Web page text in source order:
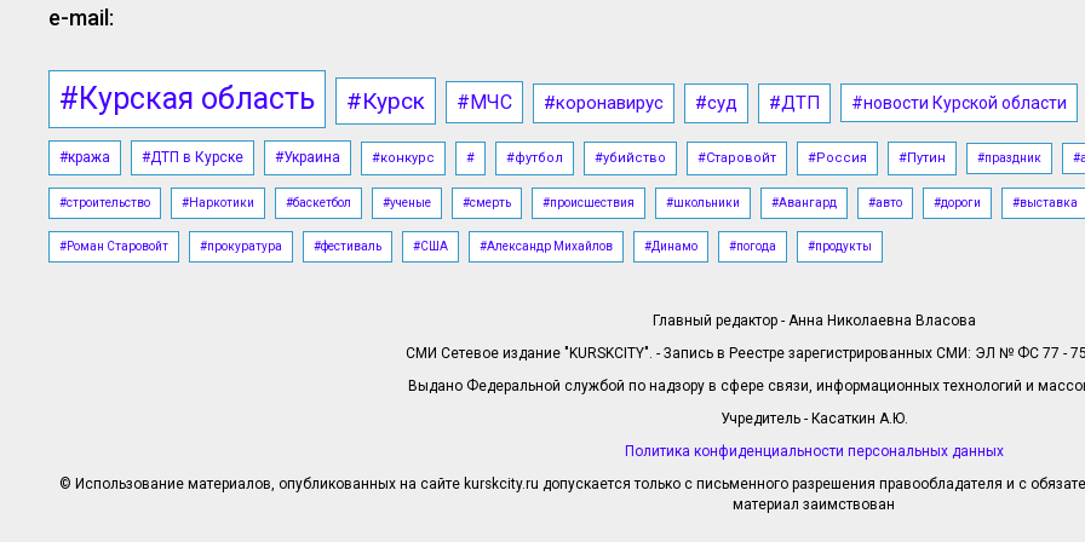
e-mail:
#Курская область #Курск #МЧС #коронавирус #суд #ДТП #новости Курской области
#кража #ДТП в Курске #Украина #конкурс # #футбол #убийство #Старовойт #Россия #Путин #праздник
#строительство #Наркотики #баскетбол #ученые #смерть #происшествия #школьники #Авангард #авто #дороги #выставка
#Роман Старовойт #прокуратура #фестиваль #США #Александр Михайлов #Динамо #погода #продукты
Главный редактор - Анна Николаевна Власова
СМИ Сетевое издание "KURSKCITY". - Запись в Реестре зарегистрированных СМИ: ЭЛ № ФС 77 -
Выдано Федеральной службой по надзору в сфере связи, информационных технологий и
Учредитель - Касаткин А.Ю.
Политика конфиденциальности персональных данных
© Использование материалов, опубликованных на сайте kurskcity.ru допускается только с письменного разрешения правообладателя и с
материал заимствован